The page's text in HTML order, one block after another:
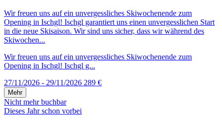
Wir freuen uns auf ein unvergessliches Skiwochenende zum
Opening in Ischgl! Ischgl garantiert uns einen unvergesslichen Start
in die neue Skisaison. Wir sind uns sicher, dass wir während des
Skiwochen...
Wir freuen uns auf ein unvergessliches Skiwochenende zum
Opening in Ischgl! Ischgl g...
27/11/2026 - 29/11/2026 289 €
Mehr
Nicht mehr buchbar
Dieses Jahr schon vorbei